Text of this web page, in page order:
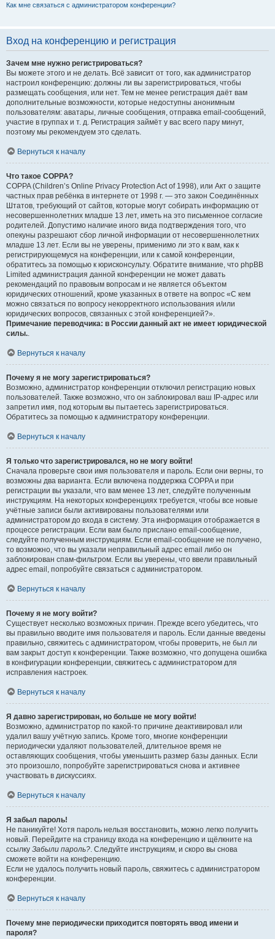
Как мне связаться с администратором конференции?
Вход на конференцию и регистрация
Зачем мне нужно регистрироваться?
Вы можете этого и не делать. Всё зависит от того, как администратор
настроил конференцию: должны ли вы зарегистрироваться, чтобы
размещать сообщения, или нет. Тем не менее регистрация даёт вам
дополнительные возможности, которые недоступны анонимным
пользователям: аватары, личные сообщения, отправка email-сообщений,
участие в группах и т. д. Регистрация займёт у вас всего пару минут,
поэтому мы рекомендуем это сделать.
Вернуться к началу
Что такое COPPA?
COPPA (Children’s Online Privacy Protection Act of 1998), или Акт о защите
частных прав ребёнка в интернете от 1998 г. — это закон Соединённых
Штатов, требующий от сайтов, которые могут собирать информацию от
несовершеннолетних младше 13 лет, иметь на это письменное согласие
родителей. Допустимо наличие иного вида подтверждения того, что
опекуны разрешают сбор личной информации от несовершеннолетних
младше 13 лет. Если вы не уверены, применимо ли это к вам, как к
регистрирующемуся на конференции, или к самой конференции,
обратитесь за помощью к юрисконсульту. Обратите внимание, что phpBB
Limited администрация данной конференции не может давать
рекомендаций по правовым вопросам и не является объектом
юридических отношений, кроме указанных в ответе на вопрос «С кем
можно связаться по вопросу некорректного использования и/или
юридических вопросов, связанных с этой конференцией?».
Примечание переводчика: в России данный акт не имеет юридической
силы.
Вернуться к началу
Почему я не могу зарегистрироваться?
Возможно, администратор конференции отключил регистрацию новых
пользователей. Также возможно, что он заблокировал ваш IP-адрес или
запретил имя, под которым вы пытаетесь зарегистрироваться.
Обратитесь за помощью к администратору конференции.
Вернуться к началу
Я только что зарегистрировался, но не могу войти!
Сначала проверьте свои имя пользователя и пароль. Если они верны, то
возможны два варианта. Если включена поддержка COPPA и при
регистрации вы указали, что вам менее 13 лет, следуйте полученным
инструкциям. На некоторых конференциях требуется, чтобы все новые
учётные записи были активированы пользователями или
администратором до входа в систему. Эта информация отображается в
процессе регистрации. Если вам было прислано email-сообщение,
следуйте полученным инструкциям. Если email-сообщение не получено,
то возможно, что вы указали неправильный адрес email либо он
заблокирован спам-фильтром. Если вы уверены, что ввели правильный
адрес email, попробуйте связаться с администратором.
Вернуться к началу
Почему я не могу войти?
Существует несколько возможных причин. Прежде всего убедитесь, что
вы правильно вводите имя пользователя и пароль. Если данные введены
правильно, свяжитесь с администратором, чтобы проверить, не был ли
вам закрыт доступ к конференции. Также возможно, что допущена ошибка
в конфигурации конференции, свяжитесь с администратором для
исправления настроек.
Вернуться к началу
Я давно зарегистрирован, но больше не могу войти!
Возможно, администратор по какой-то причине деактивировал или
удалил вашу учётную запись. Кроме того, многие конференции
периодически удаляют пользователей, длительное время не
оставляющих сообщения, чтобы уменьшить размер базы данных. Если
это произошло, попробуйте зарегистрироваться снова и активнее
участвовать в дискуссиях.
Вернуться к началу
Я забыл пароль!
Не паникуйте! Хотя пароль нельзя восстановить, можно легко получить
новый. Перейдите на страницу входа на конференцию и щёлкните на
ссылку Забыли пароль? . Следуйте инструкциям, и скоро вы снова
сможете войти на конференцию.
Если не удалось получить новый пароль, свяжитесь с администратором
конференции.
Вернуться к началу
Почему мне периодически приходится повторять ввод имени и
пароля?